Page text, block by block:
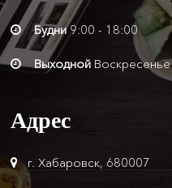
Будни9:00 - 18:00
Выходной Воскресенье
Адрес
г. Хабаровск, 680007